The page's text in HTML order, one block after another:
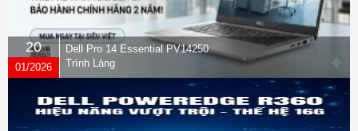
20
01/2026
Dell Pro 14 Essential PV14250
Trình Làng